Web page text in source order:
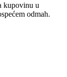
kupovinu u
odmah.